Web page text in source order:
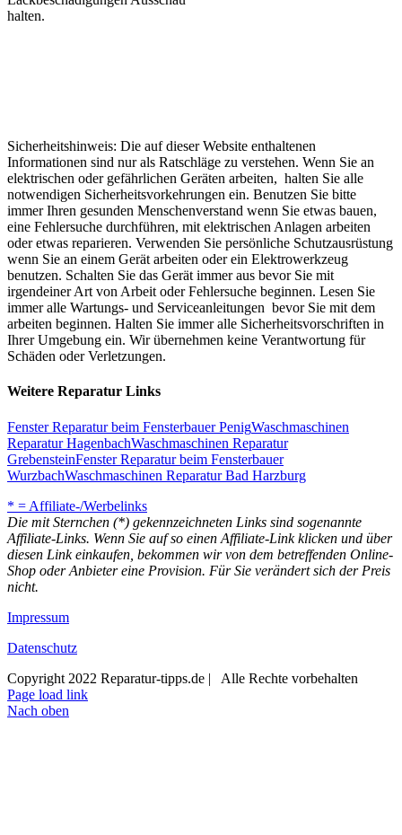
halten.
Sicherheitshinweis: Die auf dieser Website enthaltenen
Informationen sind nur als Ratschläge zu verstehen. Wenn Sie an
elektrischen oder gefährlichen Geräten arbeiten, halten Sie alle
notwendigen Sicherheitsvorkehrungen ein. Benutzen Sie bitte
immer Ihren gesunden Menschenverstand wenn Sie etwas bauen,
eine Fehlersuche durchführen, mit elektrischen Anlagen arbeiten
oder etwas reparieren. Verwenden Sie persönliche Schutzausrüstung
wenn Sie an einem Gerät arbeiten oder ein Elektrowerkzeug
benutzen. Schalten Sie das Gerät immer aus bevor Sie mit
irgendeiner Art von Arbeit oder Fehlersuche beginnen. Lesen Sie
immer alle Wartungs- und Serviceanleitungen bevor Sie mit dem
arbeiten beginnen. Halten Sie immer alle Sicherheitsvorschriften in
Ihrer Umgebung ein. Wir übernehmen keine Verantwortung für
Schäden oder Verletzungen.
Weitere Reparatur Links
Fenster Reparatur beim Fensterbauer PenigWaschmaschinen
Reparatur HagenbachWaschmaschinen Reparatur
GrebensteinFenster Reparatur beim Fensterbauer
WurzbachWaschmaschinen Reparatur Bad Harzburg
* = Affiliate-/Werbelinks
Die mit Sternchen (*) gekennzeichneten Links sind sogenannte
Affiliate-Links. Wenn Sie auf so einen Affiliate-Link klicken und über
diesen Link einkaufen, bekommen wir von dem betreffenden Online-
Shop oder Anbieter eine Provision. Für Sie verändert sich der Preis
nicht.
Impressum
Datenschutz
Copyright 2022 Reparatur-tipps.de | Alle Rechte vorbehalten
Page load link
Nach oben